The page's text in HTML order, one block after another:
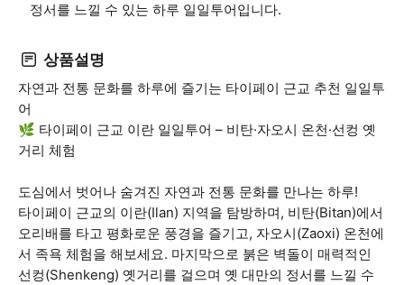
정서를 느낄 수 있는 하루 일일투어입니다.
상품설명
자연과 전통 문화를 하루에 즐기는 타이페이 근교 추천 일일투
어
🌿 타이페이 근교 이란 일일투어 – 비탄·자오시 온천·선컹 옛
거리 체험
도심에서 벗어나 숨겨진 자연과 전통 문화를 만나는 하루!
타이페이 근교의 이란(Ilan) 지역을 탐방하며, 비탄(Bitan)에서
오리배를 타고 평화로운 풍경을 즐기고, 자오시(Zaoxi) 온천에
서 족욕 체험을 해보세요. 마지막으로 붉은 벽돌이 매력적인
선컹(Shenkeng) 옛거리를 걸으며 옛 대만의 정서를 느낄 수